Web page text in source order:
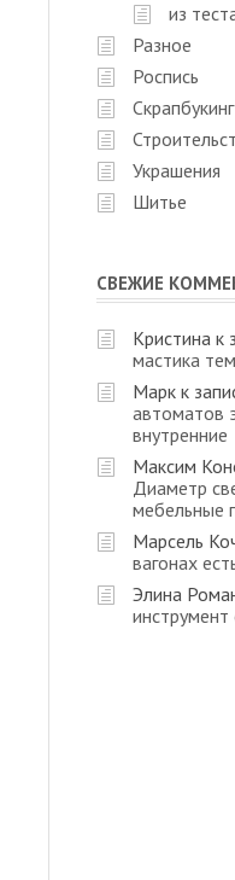
из
Разное
Роспись
Скрапбукинг
Украшения
Шитье
СВЕЖИЕ
Кристина к
мастика
Марк к
автоматов
внутренние
Максим
Диаметр
мебельные
Марсель
вагонах
Элина